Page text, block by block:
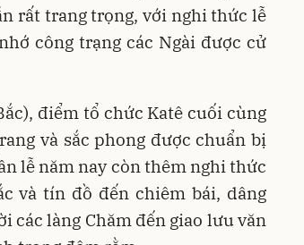
rất trang trọng, với nghi thức lễ
công trạng các Ngài được cử
điểm tổ chức Katê cuối cùng
và sắc phong được chuẩn bị
lễ năm nay còn thêm nghi thức
và tín đồ đến chiêm bái, dâng
các làng Chăm đến giao lưu văn